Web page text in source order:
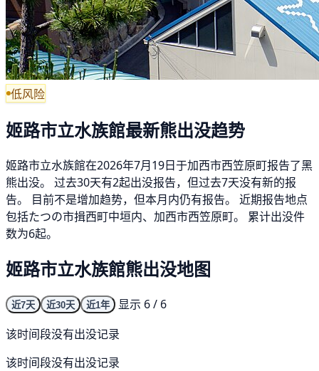
低风险
姬路市立水族館最新熊出没趋势
姬路市立水族館在2026年7月19日于加西市西笠原町报告了黑
熊出没。 过去30天有2起出没报告，但过去7天没有新的报
告。 目前不是增加趋势，但本月内仍有报告。 近期报告地点
包括たつの市揖西町中垣内、加西市西笠原町。 累计出没件
数为6起。
姬路市立水族館熊出没地图
近7天 近30天 近1年
显示 6 / 6
该时间段没有出没记录
该时间段没有出没记录